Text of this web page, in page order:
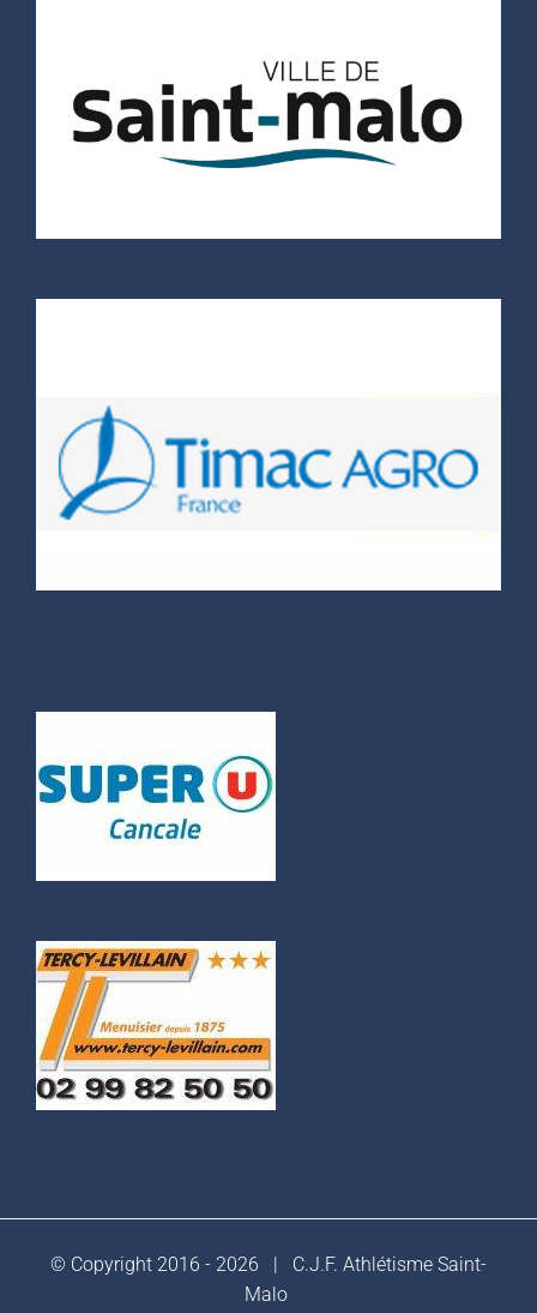
© Copyright 2016 - 2026 | C.J.F. Athlétisme Saint-
Malo